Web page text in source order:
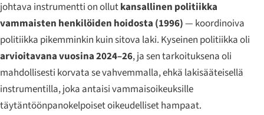
johtava instrumentti on ollutkansallinen politiikka
vammaisten henkilöiden hoidosta (1996)— koordinoiva
politiikka pikemminkin kuin sitova laki. Kyseinen politiikka oli
arvioitavana vuosina 2024–26, ja sen tarkoituksena oli
mahdollisesti korvata se vahvemmalla, ehkä lakisääteisellä
instrumentilla, joka antaisi vammaisoikeuksille
täytäntöönpanokelpoiset oikeudelliset hampaat.